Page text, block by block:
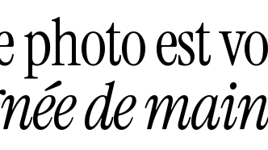
photo est
de